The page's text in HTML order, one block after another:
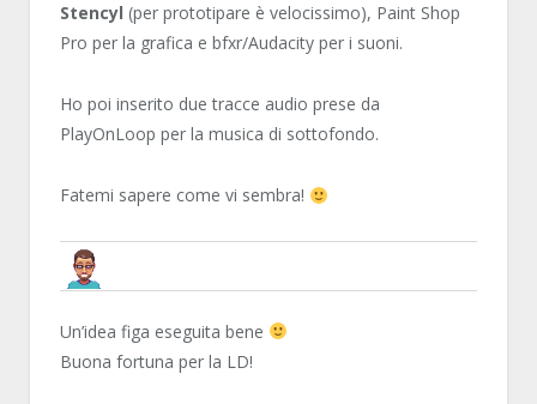
Stencyl (per prototipare è velocissimo), Paint Shop
Pro per la grafica e bfxr/Audacity per i suoni.
Ho poi inserito due tracce audio prese da
PlayOnLoop per la musica di sottofondo.
Fatemi sapere come vi sembra!
STAVROS
Un’idea figa eseguita bene
Buona fortuna per la LD!